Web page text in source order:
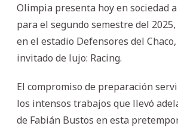
Olimpia presenta hoy en sociedad
para el segundo semestre del 2025,
en el estadio Defensores del
invitado de lujo: Racing.
El compromiso de preparación
los intensos trabajos que llevó
de Fabián Bustos en esta